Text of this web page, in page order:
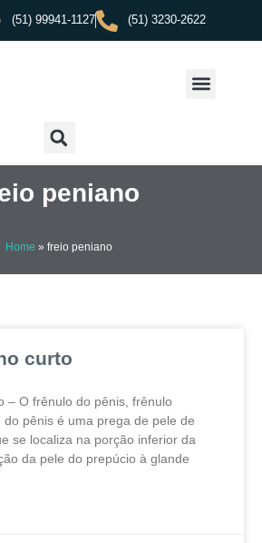
(51) 99941-1127 (51) 3230-2622
peniano
Home » freio peniano
curto
– O frênulo do pênis, frênulo
do pênis é uma prega de pele de
se localiza na porção inferior da
da pele do prepúcio à glande